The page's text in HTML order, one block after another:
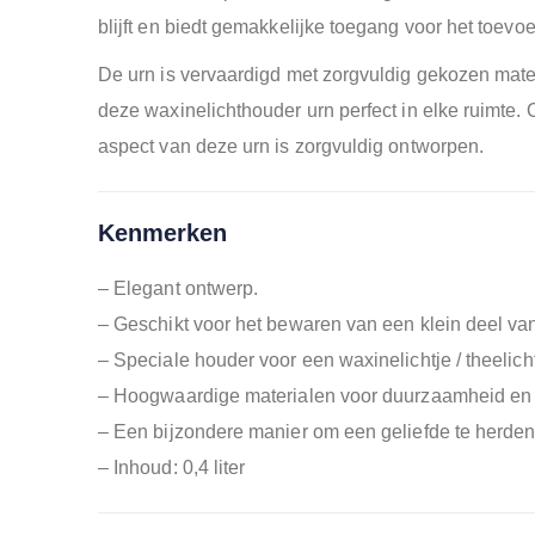
blijft en biedt gemakkelijke toegang voor het
De urn is vervaardigd met zorgvuldig gekozen
deze waxinelichthouder urn perfect in elke ruimte.
aspect van deze urn is zorgvuldig ontworpen.
Kenmerken
– Elegant ontwerp.
– Geschikt voor het bewaren van een klein deel
– Speciale houder voor een waxinelichtje /
– Hoogwaardige materialen voor duurzaamheid
– Een bijzondere manier om een geliefde te
– Inhoud: 0,4 liter